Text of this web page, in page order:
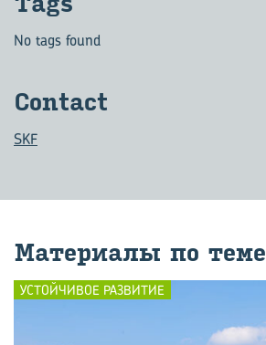
No tags found
Contact
SKF
Ма­те­ри­а­лы по теме
УСТОЙЧИВОЕ РАЗВИТИЕ